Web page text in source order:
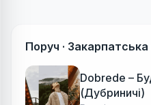
Поруч ·
Dobrede –
(Дубриничі)